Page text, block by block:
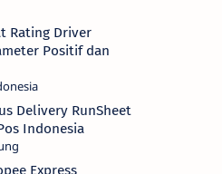
Rating Driver
Positif dan
Delivery RunSheet
Indonesia
Express